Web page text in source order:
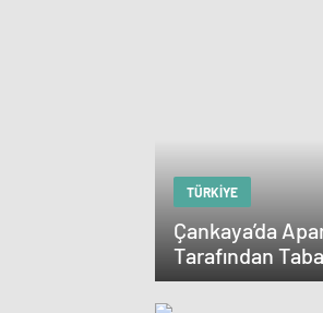
TÜRKIYE
Çankaya’da
Tarafından